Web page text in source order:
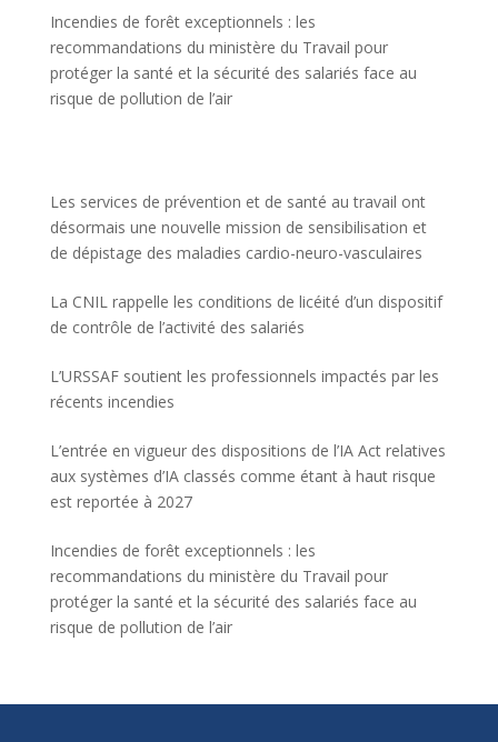
Incendies de forêt exceptionnels : les
recommandations du ministère du Travail pour
protéger la santé et la sécurité des salariés face au
risque de pollution de l’air
Les services de prévention et de santé au travail ont
désormais une nouvelle mission de sensibilisation et
de dépistage des maladies cardio-neuro-vasculaires
La CNIL rappelle les conditions de licéité d’un dispositif
de contrôle de l’activité des salariés
L’URSSAF soutient les professionnels impactés par les
récents incendies
L’entrée en vigueur des dispositions de l’IA Act relatives
aux systèmes d’IA classés comme étant à haut risque
est reportée à 2027
Incendies de forêt exceptionnels : les
recommandations du ministère du Travail pour
protéger la santé et la sécurité des salariés face au
risque de pollution de l’air